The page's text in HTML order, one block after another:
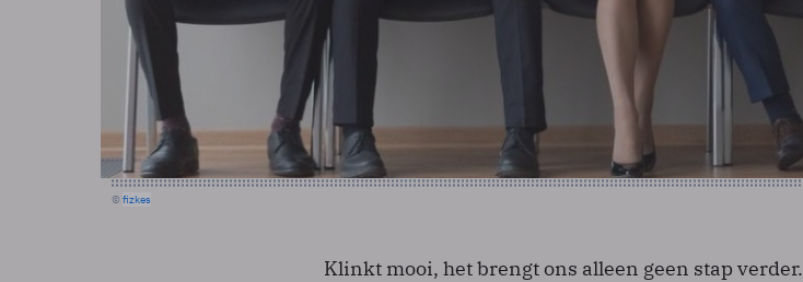
© fizkes
Klinkt mooi, het brengt ons alleen geen stap verder.